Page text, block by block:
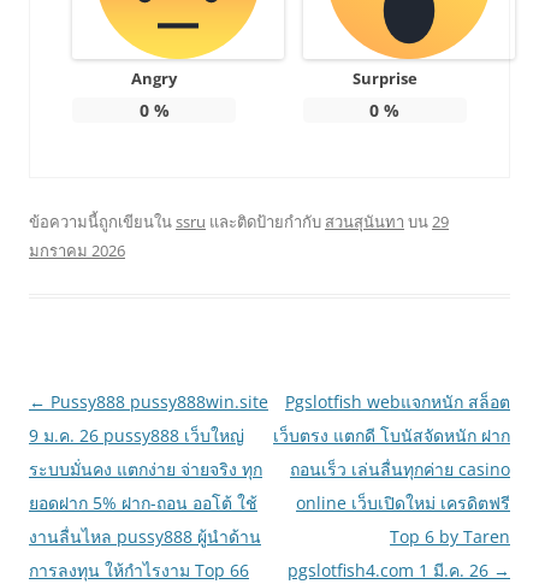
Angry
0%
Surprise
0 %
ข้อความนี้ถูกเขียนในssru และติดป้ายกำกับ สวนสุนันทา บน29
มกราคม 2026
เมนู
นำทาง
เรื่อง
← Pussy888 pussy888win.site
9 ม.ค. 26 pussy888 เว็บใหญ่
ระบบมั่นคง แตกง่าย จ่ายจริง ทุก
ยอดฝาก 5% ฝาก-ถอน ออโต้ ใช้
งานลื่นไหล pussy888 ผู้นำด้าน
การลงทุน ให้กำไรงาม Top 66
Pgslotfish webแจกหนัก สล็อต
เว็บตรง แตกดี โบนัสจัดหนัก ฝาก
ถอนเร็ว เล่นลื่นทุกค่าย casino
online เว็บเปิดใหม่ เครดิตฟรี
Top 6 by Taren
pgslotfish4.com 1 มี.ค. 26 →